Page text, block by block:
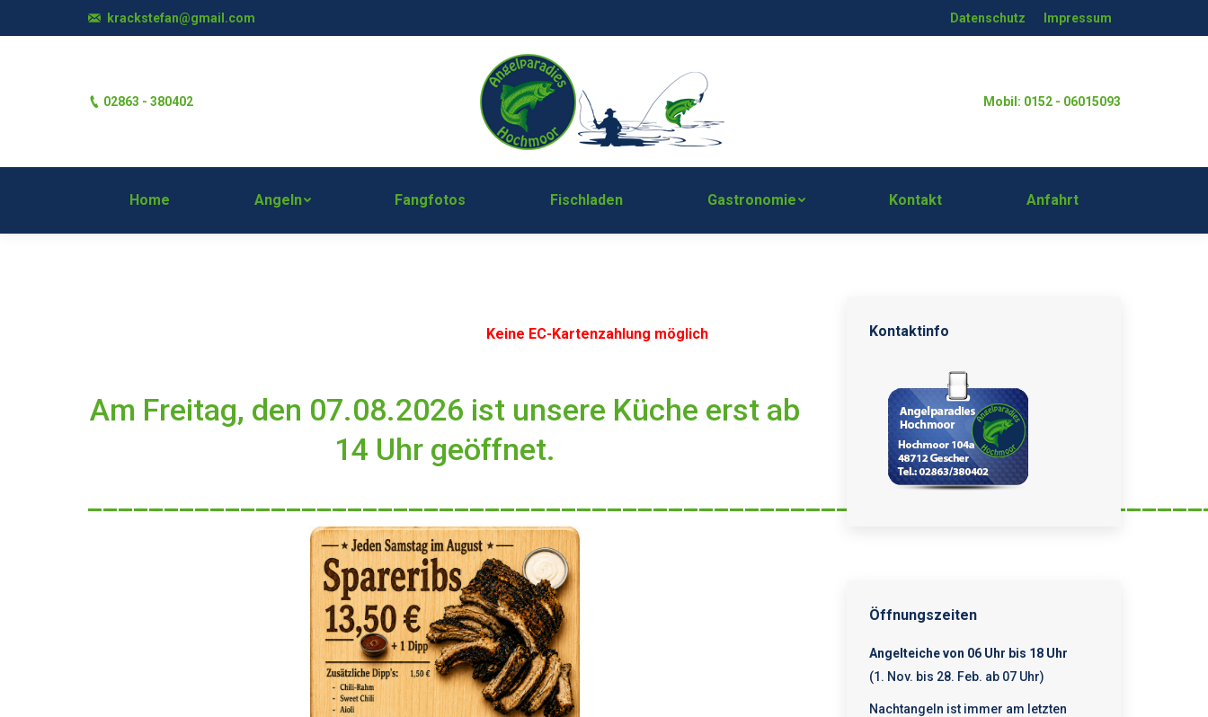
krackstefan@gmail.com Datenschutz Impressum
02863 - 380402 Mobil: 0152 - 06015093
Home Angeln Fangfotos Fischladen Gastronomie Kontakt Anfahrt
Keine EC-Kartenzahlung möglich
Am Freitag, den 07.08.2026 ist unsere Küche erst ab
14 Uhr geöffnet.
Kontaktinfo
Öffnungszeiten
Angelteiche von 06 Uhr bis 18 Uhr
(1. Nov. bis 28. Feb. ab 07 Uhr)
Nachtangeln ist immer am letzten
Home Angeln Fangfotos Fischladen Gastronomie Kontakt Anfahrt